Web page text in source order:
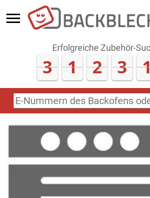
Erfolgreiche Zubehör-
3 1 2 3
E-
Nummern
Sonderzeichen)